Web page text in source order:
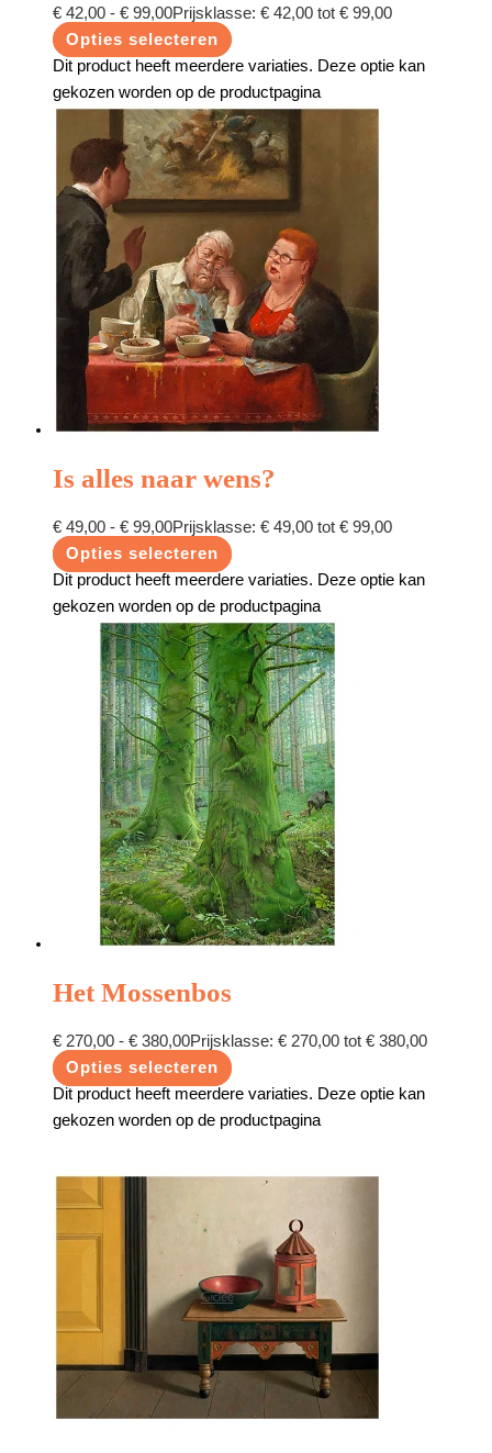
€ 42,00 - € 99,00Prijsklasse: € 42,00 tot € 99,00
Opties selecteren
Dit product heeft meerdere variaties. Deze optie kan
gekozen worden op de productpagina
Is alles naar wens?
€ 49,00 - € 99,00Prijsklasse: € 49,00 tot € 99,00
Opties selecteren
Dit product heeft meerdere variaties. Deze optie kan
gekozen worden op de productpagina
Het Mossenbos
€ 270,00 - € 380,00Prijsklasse: € 270,00 tot € 380,00
Opties selecteren
Dit product heeft meerdere variaties. Deze optie kan
gekozen worden op de productpagina